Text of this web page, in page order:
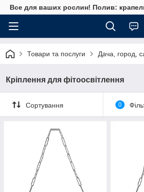
Все для ваших рослин! Полив:
Товари та послуги Дача, город,
Кріплення для фітоосвітлення
Сортування 0